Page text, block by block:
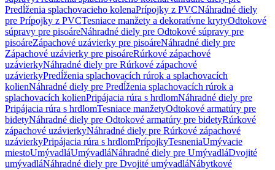
Predĺženia splachovacieho kolenaPrípojky z PVCNáhradné diely
pre Prípojky z PVCTesniace manžety a dekoratívne krytyOdtokové
súpravy pre pisoáreNáhradné diely pre Odtokové súpravy pre
pisoáreZápachové uzávierky pre pisoáreNáhradné diely pre
Zápachové uzávierky pre pisoáreRúrkové zápachové
uzávierkyNáhradné diely pre Rúrkové zápachové
uzávierkyPredĺženia splachovacích rúrok a splachovacích
kolienNáhradné diely pre Predĺženia splachovacích rúrok a
splachovacích kolienPripájacia rúra s hrdlomNáhradné diely pre
Pripájacia rúra s hrdlomTesniace manžetyOdtokové armatúry pre
bidetyNáhradné diely pre Odtokové armatúry pre bidetyRúrkové
zápachové uzávierkyNáhradné diely pre Rúrkové zápachové
uzávierkyPripájacia rúra s hrdlomPrípojkyTesneniaUmývacie
miestoUmývadláUmývadláNáhradné diely pre UmývadláDvojité
umývadláNáhradné diely pre Dvojité umývadláNábytkové